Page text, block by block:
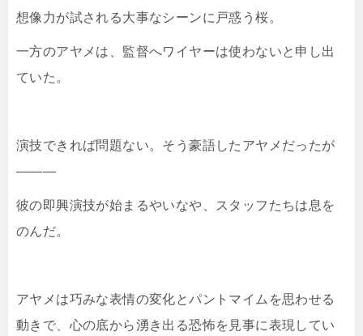
想像力が試される大事なシーンに戸惑う桜。
一方のアヤメは、監督へワイヤーは使わないと申し出
ていた。
演技できれば問題ない。そう豪語したアヤメだったが
―――
彼の即興演技が始まるやいなや、スタッフたちは息を
のんだ。
アヤメは巧みな表情の変化とパントマイムを思わせる
動きで、心の底から湧き出る恐怖を見事に表現してい